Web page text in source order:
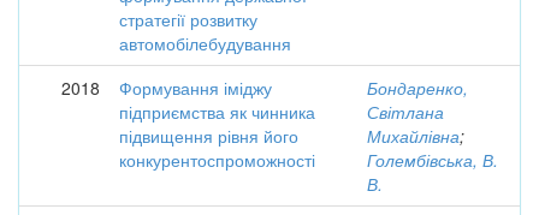
стратегії розвитку
автомобілебудування
2018
Формування іміджу
підприємства як чинника
підвищення рівня його
конкурентоспроможності
Бондаренко,
Світлана
Михайлівна;
Голембівська, В.
В.